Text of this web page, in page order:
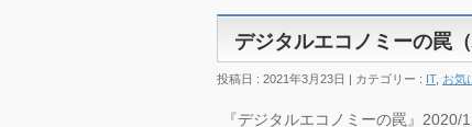
デジタルエコノミーの罠
投稿日 : 2021年3月23日 | カテゴリー : IT, お気
『デジタルエコノミーの罠』2020/